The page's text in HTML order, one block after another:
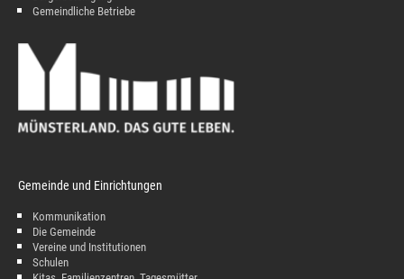
Gemeindliche Betriebe
Gemeinde und Einrichtungen
Kommunikation
Die Gemeinde
Vereine und Institutionen
Schulen